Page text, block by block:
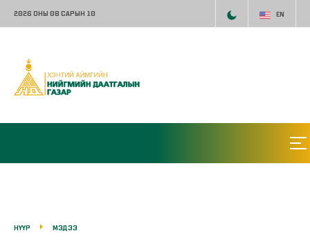
2026 ОНЫ 08 САРЫН 10 EN
НҮҮР МЭДЭЭ